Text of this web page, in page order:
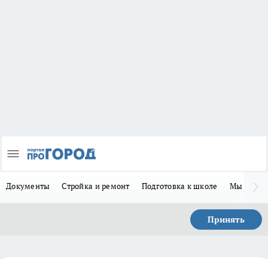
Документы Стройка и ремонт Подготовка к школе Мы в MAX
Принять